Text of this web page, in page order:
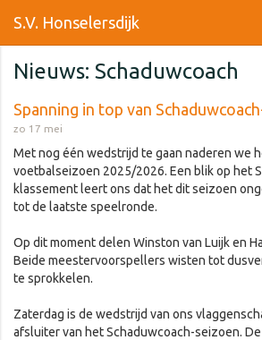
S.V. Honselersdijk
Nieuws: Schaduwcoach
Spanning in top van
zo 17 mei
Met nog één wedstrijd te gaan naderen we
voetbalseizoen 2025/2026. Een blik op het
klassement leert ons dat het dit seizoen
tot de laatste speelronde.
Op dit moment delen Winston van Luijk en
Beide meestervoorspellers wisten tot
te sprokkelen.
Zaterdag is de wedstrijd van ons
afsluiter van het Schaduwcoach-seizoen.